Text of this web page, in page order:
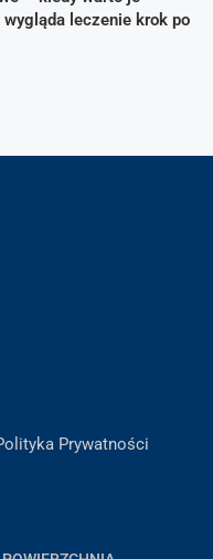
leczenie krok po
Prywatności